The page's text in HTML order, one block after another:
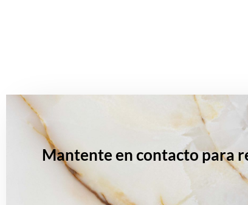
Mantente en contacto para